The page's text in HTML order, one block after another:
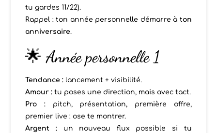
tu gardes 11/22).
Rappel : ton année personnelle démarre à ton
anniversaire.
🌟 Année personnelle 1
Tendance : lancement + visibilité.
Amour : tu poses une direction, mais avec tact.
Pro : pitch, présentation, première offre,
premier live : ose te montrer.
Argent : un nouveau flux possible si tu